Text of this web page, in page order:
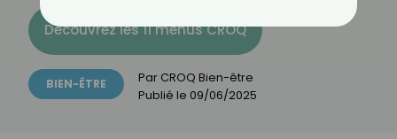
Découvrez les 11 menus CROQ
BIEN-ÊTRE Par CROQ Bien-être
Publié le 09/06/2025